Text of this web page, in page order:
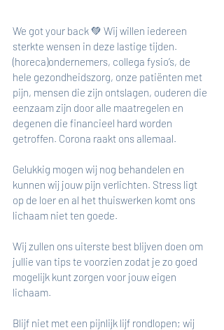
We got your back 💚 Wij willen iedereen
sterkte wensen in deze lastige tijden.
(horeca)ondernemers, collega fysio’s, de
hele gezondheidszorg, onze patiënten met
pijn, mensen die zijn ontslagen, ouderen die
eenzaam zijn door alle maatregelen en
degenen die financieel hard worden
getroffen. Corona raakt ons allemaal.
Gelukkig mogen wij nog behandelen en
kunnen wij jouw pijn verlichten. Stress ligt
op de loer en al het thuiswerken komt ons
lichaam niet ten goede.
Wij zullen ons uiterste best blijven doen om
jullie van tips te voorzien zodat je zo goed
mogelijk kunt zorgen voor jouw eigen
lichaam.
Blijf niet met een pijnlijk lijf rondlopen; wij